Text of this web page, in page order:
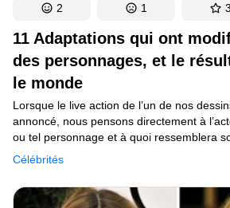
11 Adaptations qui ont
des personnages, et le
le monde
Célébrités
Lorsque le live action de l’un de nos
annoncé, nous pensons directement à
ou tel personnage et à quoi ressemblera
et sa coiffure. Néanmoins, il arrive que les
une tournure inespérée à l’histoire,
l’apparence du héros et offrant au film ou
totalement nouveau et moderne.
2 1 3